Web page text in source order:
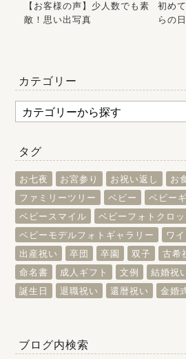
【お客様の声】少人数でも素
敵！思い出写真
初め
らの
カテゴリー
タグ
お七夜 お宮参り お祝い返し お
ファミリーツリー
ベビー
ベビー
ベビースマイル
ベビーフォトクロ
ベビーモデルフォトギャラリー
ワ
出産祝い
卒団 卒園 双子 古希
命名書
成人ギフト 文例 結婚祝
誕生日
退職祝い 還暦祝い 金婚
ブログ内検索